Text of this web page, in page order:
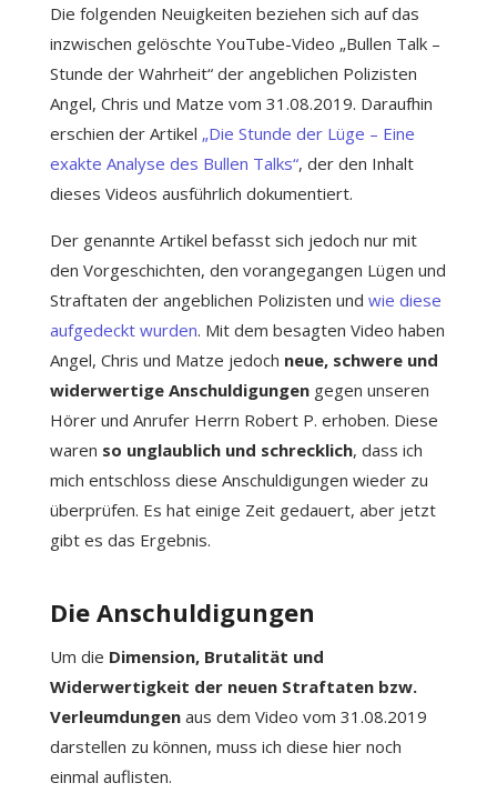
Die folgenden Neuigkeiten beziehen sich auf das
inzwischen gelöschte YouTube-Video „Bullen Talk –
Stunde der Wahrheit“ der angeblichen Polizisten
Angel, Chris und Matze vom 31.08.2019. Daraufhin
erschien der Artikel „Die Stunde der Lüge – Eine
exakte Analyse des Bullen Talks“, der den Inhalt
dieses Videos ausführlich dokumentiert.
Der genannte Artikel befasst sich jedoch nur mit
den Vorgeschichten, den vorangegangen Lügen und
Straftaten der angeblichen Polizisten und wie diese
aufgedeckt wurden. Mit dem besagten Video haben
Angel, Chris und Matze jedoch neue, schwere und
widerwertige Anschuldigungengegen unseren
Hörer und Anrufer Herrn Robert P. erhoben. Diese
waren so unglaublich und schrecklich, dass ich
mich entschloss diese Anschuldigungen wieder zu
überprüfen. Es hat einige Zeit gedauert, aber jetzt
gibt es das Ergebnis.
Die Anschuldigungen
Um die Dimension, Brutalität und
Widerwertigkeit der neuen Straftaten bzw.
Verleumdungenaus dem Video vom 31.08.2019
darstellen zu können, muss ich diese hier noch
einmal auflisten.